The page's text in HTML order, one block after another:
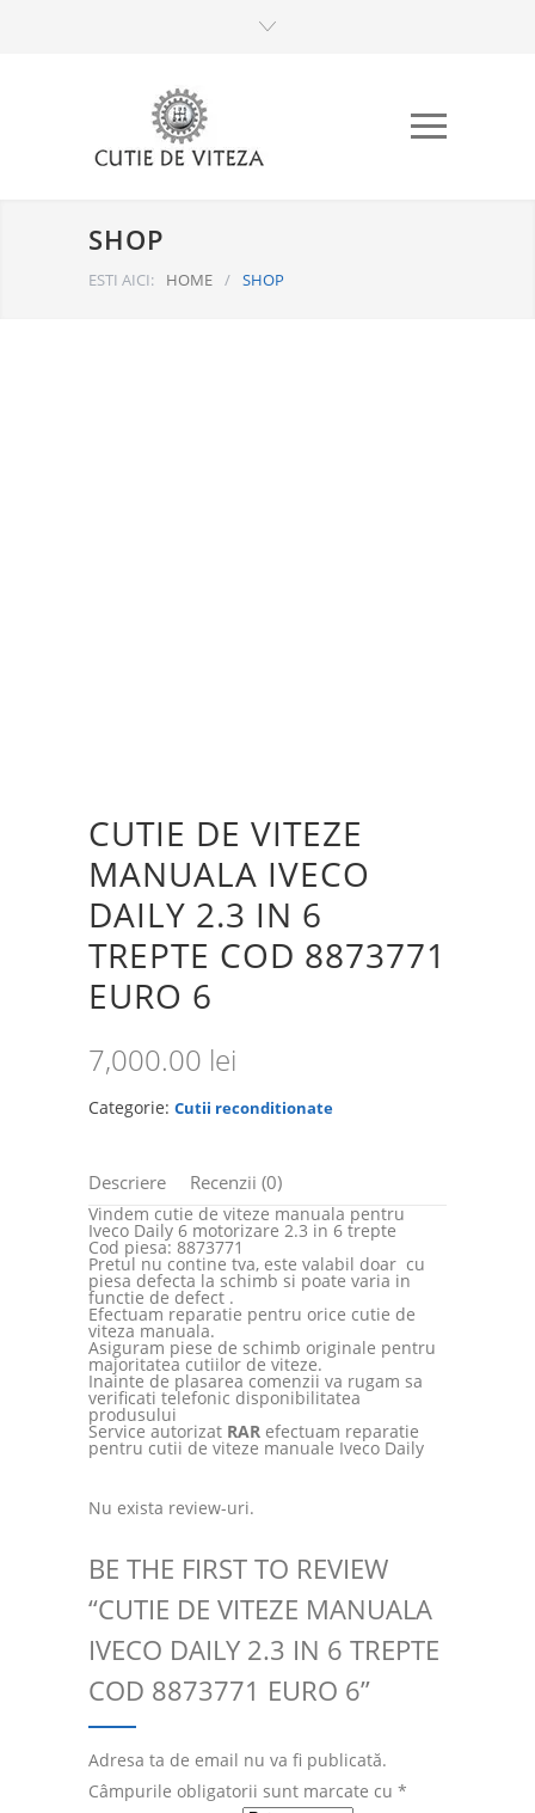
SHOP
ESTI AICI: HOME / SHOP
CUTIE DE VITEZE
MANUALA IVECO
DAILY 2.3 IN 6
TREPTE COD 8873771
EURO 6
7,000.00 lei
Categorie: Cutii reconditionate
Descriere Recenzii (0)
Vindem cutie de viteze manuala pentru
Iveco Daily 6 motorizare 2.3 in 6 trepte
Cod piesa: 8873771
Pretul nu contine tva, este valabil doar cu
piesa defecta la schimb si poate varia in
functie de defect .
Efectuam reparatie pentru orice cutie de
viteza manuala.
Asiguram piese de schimb originale pentru
majoritatea cutiilor de viteze.
Inainte de plasarea comenzii va rugam sa
verificati telefonic disponibilitatea
produsului
Service autorizat RAR efectuam reparatie
pentru cutii de viteze manuale Iveco Daily
Nu exista review-uri.
BE THE FIRST TO REVIEW
“CUTIE DE VITEZE MANUALA
IVECO DAILY 2.3 IN 6 TREPTE
COD 8873771 EURO 6”
Adresa ta de email nu va fi publicată.
Câmpurile obligatorii sunt marcate cu *